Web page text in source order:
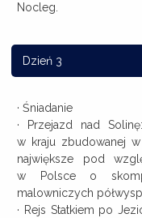
Nocleg.
Dzień 3
· Śniadanie
· Przejazd nad
w kraju zbudowanej
największe pod
w Polsce o
malowniczych
· Rejs Statkiem po